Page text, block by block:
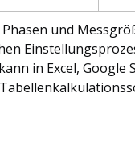
und
in Excel, Google